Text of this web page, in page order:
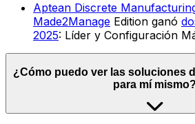
Aptean Discrete
Made2Manage Edition ganó
2025: Líder y Configuración
¿Cómo puedo ver las soluciones
para mí mismo?